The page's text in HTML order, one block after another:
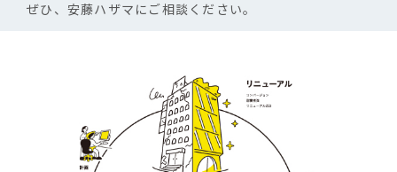
ぜひ、安藤ハザマにご相談ください。